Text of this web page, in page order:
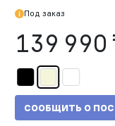
Под заказ
139 990
СООБЩИТЬ О